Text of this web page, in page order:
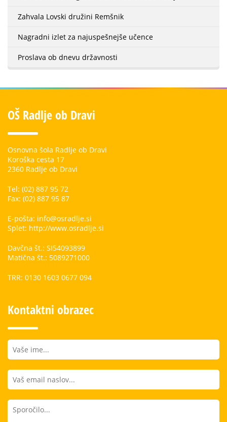
Zahvala Lovski družini Remšnik
Nagradni izlet za najuspešnejše učence
Proslava ob dnevu državnosti
OŠ Radlje ob Dravi
Osnovna šola Radlje ob Dravi
Koroška cesta 17
2360 Radlje ob Dravi
Tel: (02) 887 95 72
Fax: (02) 887 95 87
E-pošta: info@osradlje.si
Splet: http://www.osradlje.si
Davčna št.: SI54093899
Matična št.: 5089271000
TRR: 0130 1603 0677 094
Kontaktni obrazec